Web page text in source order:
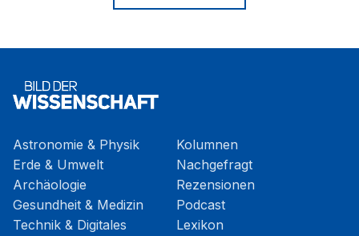
Astronomie & Physik
Erde & Umwelt
Archäologie
Gesundheit & Medizin
Technik & Digitales
Kolumnen
Nachgefragt
Rezensionen
Podcast
Lexikon